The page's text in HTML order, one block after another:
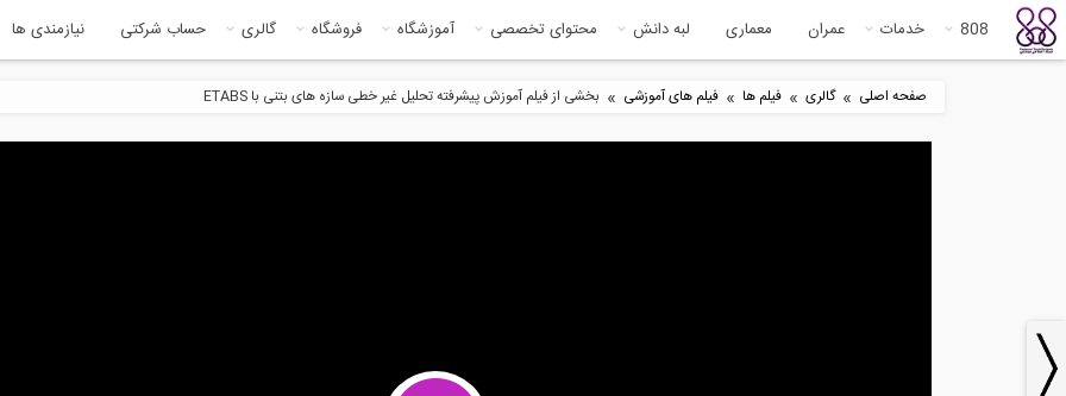
808 خدمات عمران معماری لبه دانش محتوای تخصصی آموزشگاه فروشگاه گالری حساب شرکتی نیازمندی ها
صفحه اصلی » گالری » فیلم ها » فیلم های آموزشی » بخشی از فیلم آموزش پیشرفته تحلیل غیر خطی سازه های بتنی با ETABS